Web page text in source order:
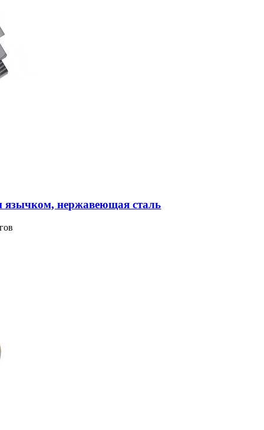
язычком, нержавеющая сталь